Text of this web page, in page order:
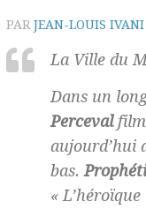
PAR JEAN-LOUIS IVANI
La Ville du
Dans un
Perceval
aujourd’hui
bas.
« L’héroïque